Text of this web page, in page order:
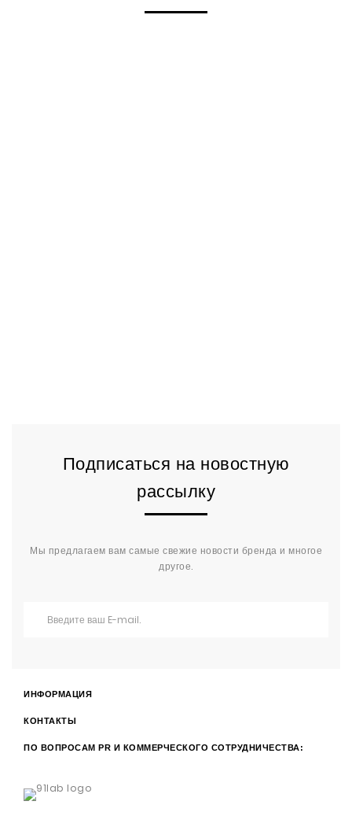
Подписаться на новостную
рассылку
Мы предлагаем вам самые свежие новости бренда и многое
другое.
ИНФОРМАЦИЯ
КОНТАКТЫ
ПО ВОПРОСАМ PR И КОММЕРЧЕСКОГО СОТРУДНИЧЕСТВА: